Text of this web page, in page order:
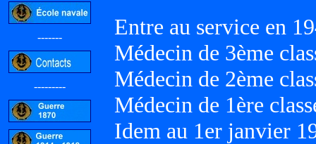
-------
---------
Entre au service en
Médecin de 3ème
Médecin de 2ème
Médecin de 1ère
Idem au 1er janvier